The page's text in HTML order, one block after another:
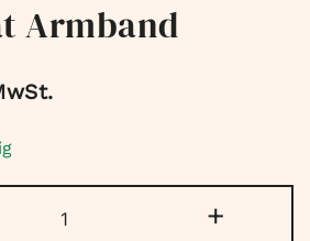
Armband
Armband
+